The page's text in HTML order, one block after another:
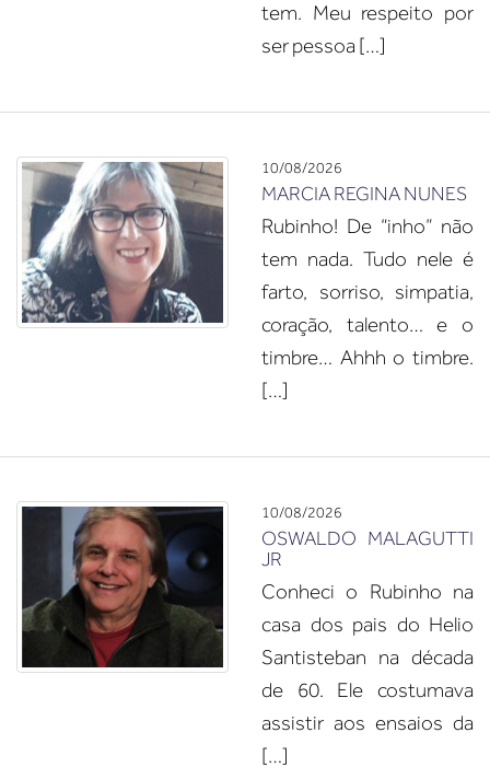
tem. Meu respeito por
ser pessoa […]
10/08/2026
MARCIA REGINA NUNES
Rubinho! De “inho” não
tem nada. Tudo nele é
farto, sorriso, simpatia,
coração, talento… e o
timbre… Ahhh o timbre.
[…]
10/08/2026
OSWALDO MALAGUTTI
JR
Conheci o Rubinho na
casa dos pais do Helio
Santisteban na década
de 60. Ele costumava
assistir aos ensaios da
[…]